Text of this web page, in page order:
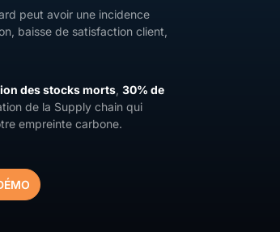
peut avoir une incidence
baisse de satisfaction client,
des stocks morts, 30% de
de la Supply chain qui
empreinte carbone.